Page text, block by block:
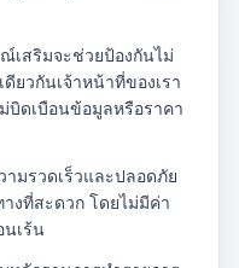
เสริมจะช่วยป้องกันไม่
วกันเจ้าหน้าที่ของเรา
บิดเบือนข้อมูลหรือราคา
มรวดเร็วและปลอดภัย
งที่สะดวก โดยไม่มีค่า
นเร้น